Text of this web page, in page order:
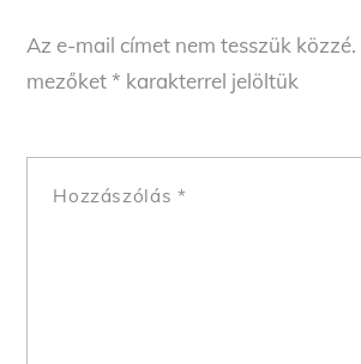
Az e-mail címet nem tesszük közzé.
mezőket* karakterrel jelöltük
Hozzászólás *